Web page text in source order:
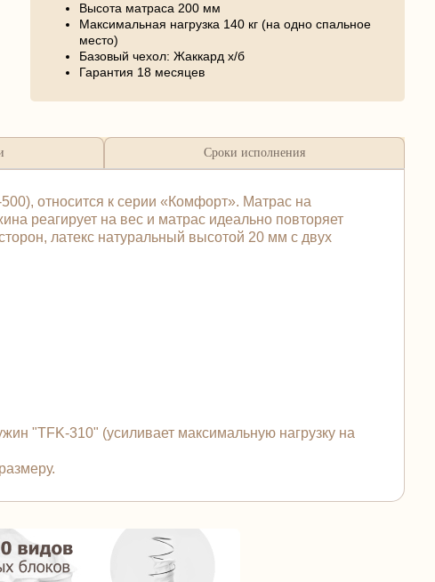
Высота матраса 200 мм
Максимальная нагрузка 140 кг (на одно спальное
место)
Базовый чехол: Жаккард х/б
Гарантия 18 месяцев
Сроки исполнения
относится к серии «Комфорт». Матрас на
реагирует на вес и матрас идеально повторяет
латекс натуральный высотой 20 мм с двух
"TFK-310" (усиливает максимальную нагрузку на